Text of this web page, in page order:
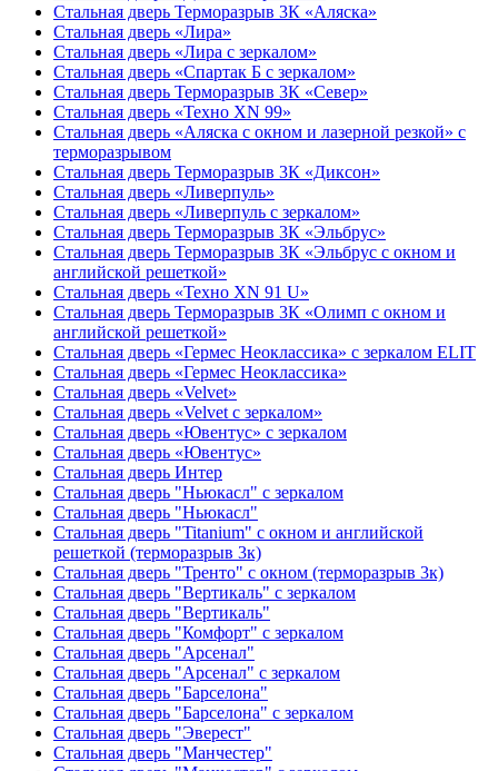
Стальная дверь Терморазрыв 3К «Аляска»
Стальная дверь «Лира»
Стальная дверь «Лира с зеркалом»
Стальная дверь «Спартак Б с зеркалом»
Стальная дверь Терморазрыв 3К «Север»
Стальная дверь «Техно XN 99»
Стальная дверь «Аляска с окном и лазерной резкой» с
терморазрывом
Стальная дверь Терморазрыв 3К «Диксон»
Стальная дверь «Ливерпуль»
Стальная дверь «Ливерпуль с зеркалом»
Стальная дверь Терморазрыв 3К «Эльбрус»
Стальная дверь Терморазрыв 3К «Эльбрус с окном и
английской решеткой»
Стальная дверь «Техно XN 91 U»
Стальная дверь Терморазрыв 3К «Олимп с окном и
английской решеткой»
Стальная дверь «Гермес Неоклассика» с зеркалом ELIT
Стальная дверь «Гермес Неоклассика»
Стальная дверь «Velvet»
Стальная дверь «Velvet с зеркалом»
Стальная дверь «Ювентус» с зеркалом
Стальная дверь «Ювентус»
Стальная дверь Интер
Стальная дверь "Ньюкасл" с зеркалом
Стальная дверь "Ньюкасл"
Стальная дверь "Titanium" с окном и английской
решеткой (терморазрыв 3к)
Стальная дверь "Тренто" с окном (терморазрыв 3к)
Стальная дверь "Вертикаль" с зеркалом
Стальная дверь "Вертикаль"
Стальная дверь "Комфорт" с зеркалом
Стальная дверь "Арсенал"
Стальная дверь "Арсенал" с зеркалом
Стальная дверь "Барселона"
Стальная дверь "Барселона" с зеркалом
Стальная дверь "Эверест"
Стальная дверь "Манчестер"